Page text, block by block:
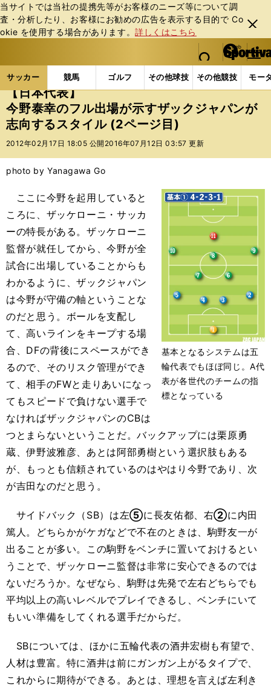
当サイトでは当社の提携先等がお客様のニーズ等について調
査・分析したり、お客様にお勧めの広告を表⽰する⽬的で Co
okie を使⽤する場合があります。詳しくはこちら
閉じ
る
web Sportiva (webスポルティーバ)
検索
マイペ
ー
ジ
メニュ
サッカー 競馬 ゴルフ その他球技 その他競技 モー
ス
ポ
ル
テ
ー
バ
サッカーの記事一覧 Jリーグ他 福田正博 【日本
【日本代表】
今野泰幸のフル出場が示すザックジャパンが
志向するスタイル (2ページ目)
2012年02月17日 18:05 公開 2016年07月12日 03:57 更新
photo by Yanagawa Go
基本となるシステムは五
輪代表でもほぼ同じ。A代
表が各世代のチームの指
標となっている
ここに今野を起用していると
ころに、ザッケローニ・サッカ
ーの特長がある。ザッケローニ
監督が就任してから、今野が全
試合に出場していることからも
わかるように、ザックジャパン
は今野が守備の軸ということな
のだと思う。ボールを支配し
て、高いラインをキープする場
合、DFの背後にスペースができ
るので、そのリスク管理ができ
て、相手のFWと走りあいになっ
てもスピードで負けない選手で
なければザックジャパンのCBは
つとまらないということだ。バックアップには栗原勇
蔵、伊野波雅彦、あとは阿部勇樹という選択肢もある
が、もっとも信頼されているのはやはり今野であり、次
が吉田なのだと思う。
サイドバック（SB）は左⑤に長友佑都、右②に内田
篤人。どちらかがケガなどで不在のときは、駒野友一が
出ることが多い。この駒野をベンチに置いておけるとい
うことで、ザッケローニ監督は非常に安心できるのでは
ないだろうか。なぜなら、駒野は先発で左右どちらでも
平均以上の高いレベルでプレイできるし、ベンチにいて
もいい準備をしてくれる選手だからだ。
SBについては、ほかに五輪代表の酒井宏樹も有望で、
人材は豊富。特に酒井は前にガンガン上がるタイプで、
これからに期待ができる。あとは、理想を言えば左利き